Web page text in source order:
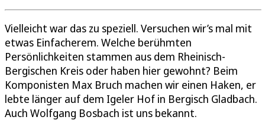
Vielleicht war das zu speziell. Versuchen wir’s mal mit
etwas Einfacherem. Welche berühmten
Persönlichkeiten stammen aus dem Rheinisch-
Bergischen Kreis oder haben hier gewohnt? Beim
Komponisten Max Bruch machen wir einen Haken, er
lebte länger auf dem Igeler Hof in Bergisch Gladbach.
Auch Wolfgang Bosbach ist uns bekannt.